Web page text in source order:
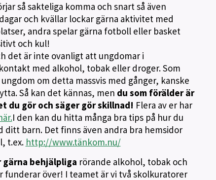
så sakteliga komma och snart så även
och kvällar lockar gärna aktivitet med
andra spelar gärna fotboll eller basket
och kul!
det är inte ovanligt att ungdomar i
med alkohol, tobak eller droger. Som
om detta massvis med gånger, kanske
Så kan det kännas, men du som förälder är
du gör och säger gör skillnad! Flera av er har
I den kan du hitta många bra tips på hur du
barn. Det finns även andra bra hemsidor
t.ex. http://www.tänkom.nu/
gärna behjälpliga rörande alkohol, tobak och
funderar över! I teamet är vi två skolkuratorer